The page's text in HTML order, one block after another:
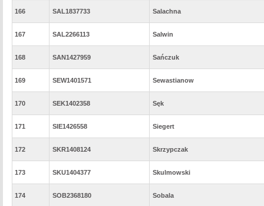
166 SAL1837733 Salachna
167 SAL2266113 Salwin
168 SAN1427959 Sańczuk
169 SEW1401571 Sewastianow
170 SEK1402358 Sęk
171 SIE1426558 Siegert
172 SKR1408124 Skrzypczak
173 SKU1404377 Skulmowski
174 SOB2368180 Sobala